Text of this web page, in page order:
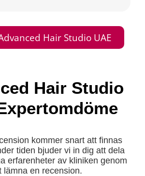
Hair Studio UAE
Hair Studio
kommer snart att finnas
tiden bjuder vi in dig att dela
erfarenheter av kliniken genom
lämna en recension.